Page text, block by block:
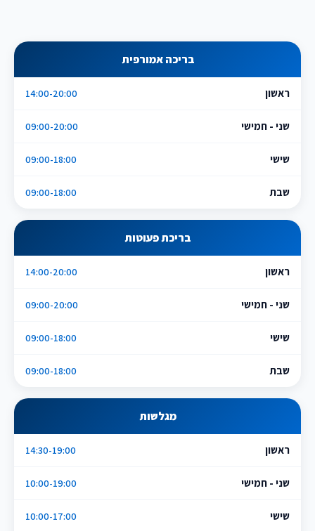
בריכה אמורפית
ראשון 14:00-20:00
שני - חמישי 09:00-20:00
שישי 09:00-18:00
שבת 09:00-18:00
בריכת פעוטות
ראשון 14:00-20:00
שני - חמישי 09:00-20:00
שישי 09:00-18:00
שבת 09:00-18:00
מגלשות
ראשון 14:30-19:00
שני - חמישי 10:00-19:00
שישי 10:00-17:00